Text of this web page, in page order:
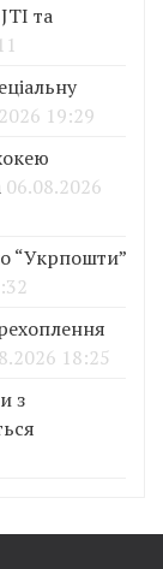
та
19:29
06.08.2026
“Укрпошти”
18:25
з